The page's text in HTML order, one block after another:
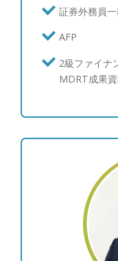
ンシャル・プラ
齢: 1967年うま
身：徳島県 ◆
ト ワイン（ワイ
ドバイク、ラン
証券外務員
AFP
2級ファイナ
MDRT成果